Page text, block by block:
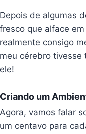
Depois de algumas
fresco que alface
realmente consigo
meu cérebro tivesse
ele!
Criando um
Agora, vamos falar
um centavo para